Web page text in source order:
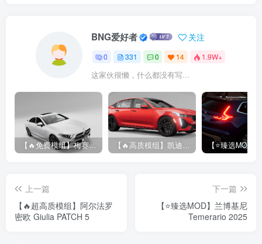
BNG爱好者 关注
0 331 0 14 1.9W+
这家伙很懒，什么都没有写...
【🔥免费模组】梅赛德斯-奔驰CLS53 [免费] 【🔥高质模组】凯迪拉克 CT5 2020
上一篇
【🔥超高质模组】阿尔法罗
密欧 Giulia PATCH 5
下一篇
【⭐臻选MOD】兰博基尼
Temerario 2025